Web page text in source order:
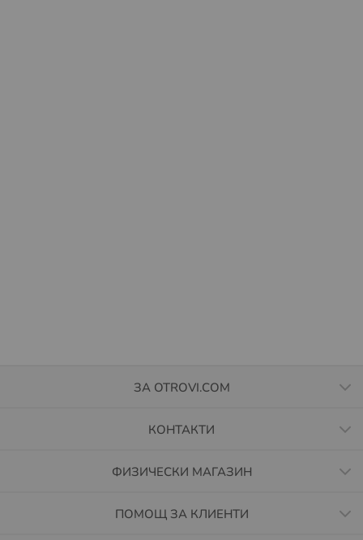
ЗА OTROVI.COM
КОНТАКТИ
ФИЗИЧЕСКИ МАГАЗИН
ПОМОЩ ЗА КЛИЕНТИ